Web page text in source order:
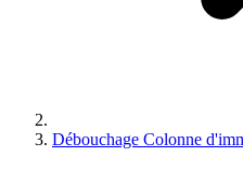
Débouchage Colonne